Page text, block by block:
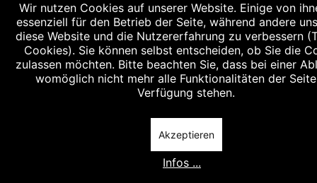
Wir nutzen Cookies auf unserer Website. Einige von
essenziell für den Betrieb der Seite, während andere
diese Website und die Nutzererfahrung zu verbessern
Cookies). Sie können selbst entscheiden, ob Sie die
zulassen möchten. Bitte beachten Sie, dass bei einer
womöglich nicht mehr alle Funktionalitäten der
Verfügung stehen.
Akzeptieren
Infos ...